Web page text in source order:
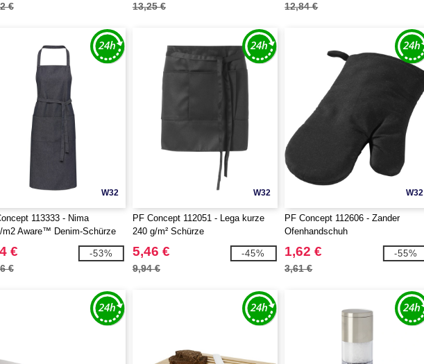
€ 13,25 € 12,84 €
W32
113333 - Nima
m2 Aware™ Denim-Schürze
€
€
-53%
W32
PF Concept 112051 - Lega kurze
240 g/m² Schürze
5,46 €
9,94 €
-45%
W32
PF Concept 112606 - Zander
Ofenhandschuh
1,62 €
3,61 €
-55%